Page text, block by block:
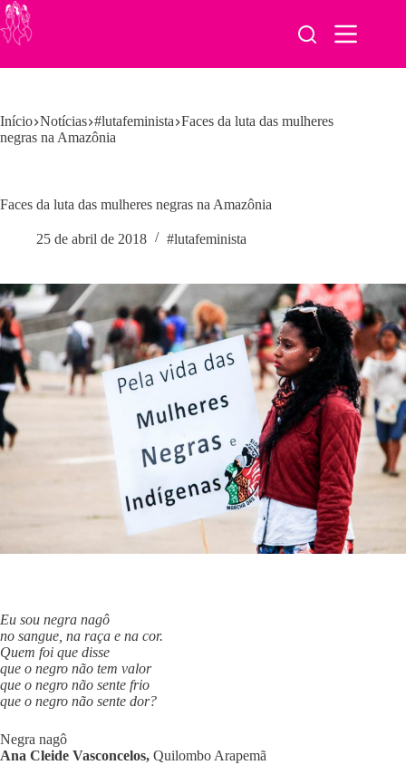
Pular
para
o
Início Notícias #lutafeminista Faces da luta das mulheres
negras na Amazônia
Faces da luta das mulheres negras na Amazônia
25 de abril de 2018 #lutafeminista
Eu sou negra nagô
no sangue, na raça e na cor.
Quem foi que disse
que o negro não tem valor
que o negro não sente frio
que o negro não sente dor?
Negra nagô
Ana Cleide Vasconcelos, Quilombo Arapemã